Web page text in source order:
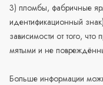
3) пломбы, фабричные
идентификационный
зависимости от того,
мятыми и не
Больше информации